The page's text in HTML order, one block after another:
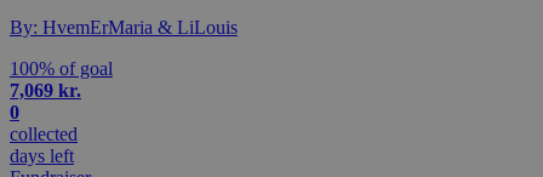
By: HvemErMaria & LiLouis
100% of goal
7,069 kr.
0
collected
days left